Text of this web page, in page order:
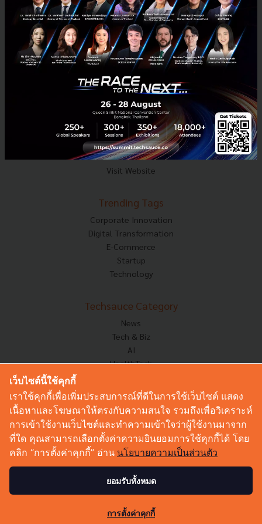
Mobile : 06-4658-9500
Techsauce Media
About Techsauce
Techsauce Services
Privacy Policy
ส่งบทความ
Techsauce Global Summit
Visit Website
Trending Tags
Corporate Innovation
Digital Transformation
E-Commerce
Startup
Technology
Techsauce Category
News
Tech & Biz
AI
HealthTech
Corp Innov
Saucy Thoughts
Based On
Sustainable
Videos
Podcast
© Copyright 2026 :Techsauce All rights reserved.
เว็บไซต์นี้ใช้คุกกี้
เราใช้คุกกี้เพื่อเพิ่มประสบการณ์ที่ดีในการใช้เว็บไซต์ แสดง
เนื้อหาและโฆษณาให้ตรงกับความสนใจ รวมถึงเพื่อวิเคราะห์
การเข้าใช้งานเว็บไซต์และทำความเข้าใจว่าผู้ใช้งานมาจาก
ที่ใด คุณสามารถเลือกตั้งค่าความยินยอมการใช้คุกกี้ได้ โดย
คลิก “การตั้งค่าคุกกี้” อ่าน นโยบายความเป็นส่วนตัว
ยอมรับทั้งหมด
การตั้งค่าคุกกี้